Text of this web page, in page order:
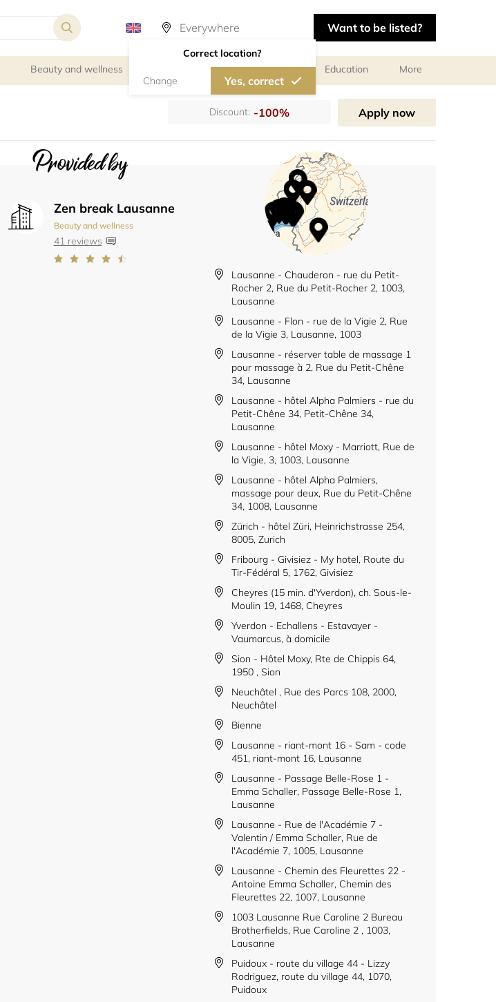
Correct location?
Change Yes, correct
Want to be listed?
Beauty and wellness Personal meetings and services Education More
Discount: -100% Apply now
Provided by
Zen break Lausanne
Beauty and wellness
41 reviews
Lausanne - Chauderon - rue du Petit-
Rocher 2, Rue du Petit-Rocher 2, 1003,
Lausanne
Lausanne - Flon - rue de la Vigie 2, Rue
de la Vigie 3, Lausanne, 1003
Lausanne - réserver table de massage 1
pour massage à 2, Rue du Petit-Chêne
34, Lausanne
Lausanne - hôtel Alpha Palmiers - rue du
Petit-Chêne 34, Petit-Chêne 34,
Lausanne
Lausanne - hôtel Moxy - Marriott, Rue de
la Vigie, 3, 1003, Lausanne
Lausanne - hôtel Alpha Palmiers,
massage pour deux, Rue du Petit-Chêne
34, 1008, Lausanne
Zürich - hôtel Züri, Heinrichstrasse 254,
8005, Zurich
Fribourg - Givisiez - My hotel, Route du
Tir-Fédéral 5, 1762, Givisiez
Cheyres (15 min. d'Yverdon), ch. Sous-le-
Moulin 19, 1468, Cheyres
Yverdon - Echallens - Estavayer -
Vaumarcus, à domicile
Sion - Hôtel Moxy, Rte de Chippis 64,
1950 , Sion
Neuchâtel , Rue des Parcs 108, 2000,
Neuchâtel
Bienne
Lausanne - riant-mont 16 - Sam - code
451, riant-mont 16, Lausanne
Lausanne - Passage Belle-Rose 1 -
Emma Schaller, Passage Belle-Rose 1,
Lausanne
Lausanne - Rue de l'Académie 7 -
Valentin / Emma Schaller, Rue de
l'Académie 7, 1005, Lausanne
Lausanne - Chemin des Fleurettes 22 -
Antoine Emma Schaller, Chemin des
Fleurettes 22, 1007, Lausanne
1003 Lausanne Rue Caroline 2 Bureau
Brotherfields, Rue Caroline 2 , 1003,
Lausanne
Puidoux - route du village 44 - Lizzy
Rodriguez, route du village 44, 1070,
Puidoux